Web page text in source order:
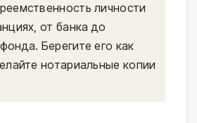
личности
от банка до
Берегите его как
нотариальные копии